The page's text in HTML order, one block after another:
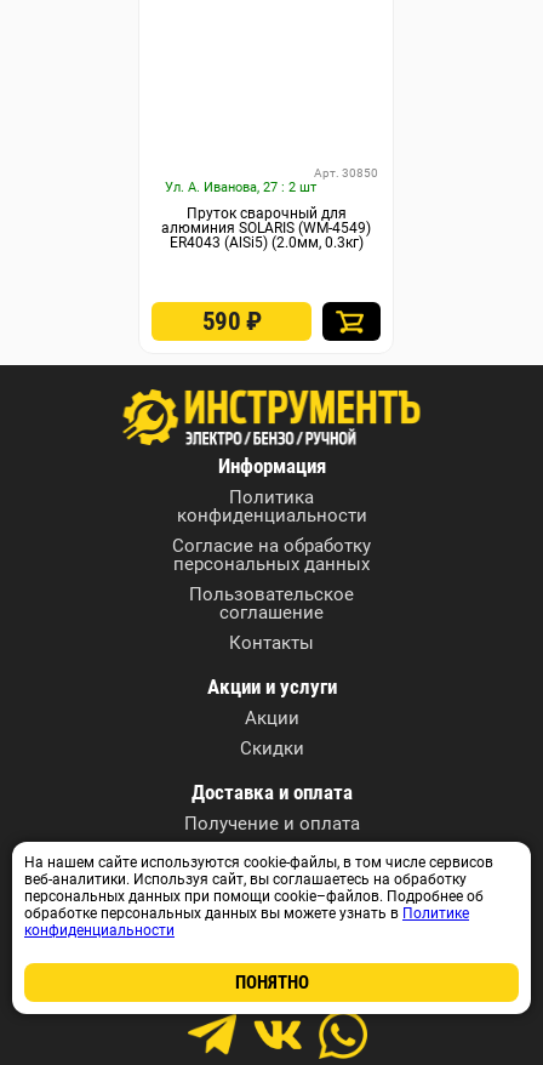
Ул. А. Иванова, 27 : 2 шт
Арт. 30850
Пруток сварочный для
алюминия SOLARIS (WM-4549)
ER4043 (AlSi5) (2.0мм, 0.3кг)
590 ₽
Информация
Политика
конфиденциальности
Согласие на обработку
персональных данных
Пользовательское
соглашение
Контакты
Акции и услуги
Акции
Скидки
Доставка и оплата
Получение и оплата
Контактные данные
г. Томск, ул. А. Иванова, 27
+7 (3822) 590-717
info@instrumentvtomske.ru
На нашем сайте используются cookie-файлы, в том числе сервисов
веб-аналитики. Используя сайт, вы соглашаетесь на обработку
персональных данных при помощи cookie–файлов. Подробнее об
обработке персональных данных вы можете узнать в Политике
конфиденциальности
ПОНЯТНО